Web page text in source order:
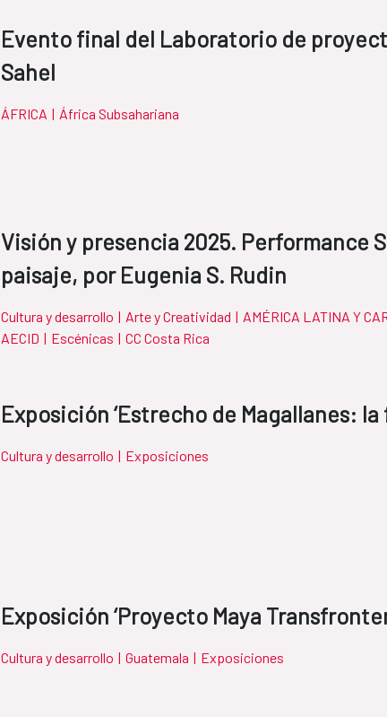
Evento final del Laboratorio de
Sahel
ÁFRICA | África Subsahariana
Visión y presencia 2025. Performance
paisaje, por Eugenia S. Rudin
Cultura y desarrollo | Arte y Creatividad | AMÉRICA LATINA Y
AECID | Escénicas | CC Costa Rica
Exposición ‘Estrecho de Magallanes:
Cultura y desarrollo | Exposiciones
Exposición ‘Proyecto Maya
Cultura y desarrollo | Guatemala | Exposiciones